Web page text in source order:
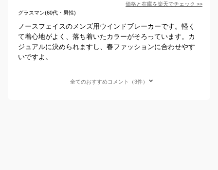
価格と在庫を楽天でチェック >>
グラスマン(60代・男性)
ノースフェイスのメンズ用ウインドブレーカーです。軽く
て着心地がよく、落ち着いたカラーがそろっています。カ
ジュアルに決められますし、春ファッションに合わせやす
いですよ。
全てのおすすめコメント（3件）